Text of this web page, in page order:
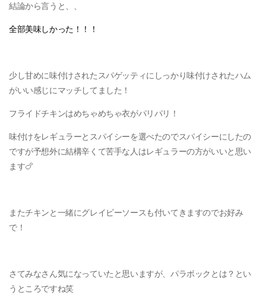
結論から言うと、、
全部美味しかった！！！
少し甘めに味付けされたスパゲッティにしっかり味付けされたハム
がいい感じにマッチしてました！
フライドチキンはめちゃめちゃ衣がパリパリ！
味付けをレギュラーとスパイシーを選べたのでスパイシーにしたの
ですが予想外に結構辛くて苦手な人はレギュラーの方がいいと思い
ます🍗
またチキンと一緒にグレイビーソースも付いてきますのでお好み
で！
さてみなさん気になっていたと思いますが、パラボックとは？とい
うところですね笑